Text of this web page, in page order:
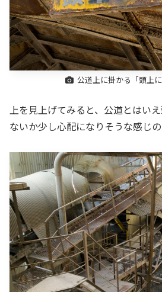
公道上に掛かる「頭上
上を見上げてみると、公道とはい
ないか少し心配になりそうな感じの